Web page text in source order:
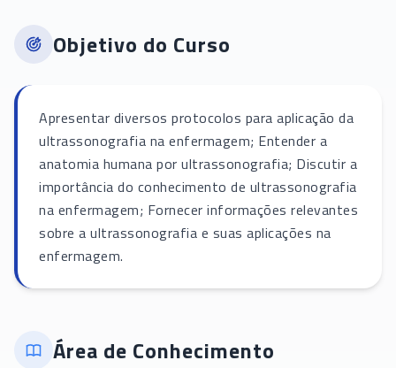
Objetivo do Curso
Apresentar diversos protocolos para aplicação da
ultrassonografia na enfermagem; Entender a
anatomia humana por ultrassonografia; Discutir a
importância do conhecimento de ultrassonografia
na enfermagem; Fornecer informações relevantes
sobre a ultrassonografia e suas aplicações na
enfermagem.
Área de Conhecimento